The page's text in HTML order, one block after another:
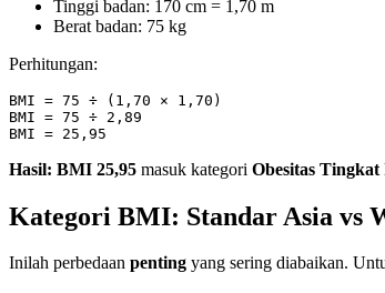
Tinggi badan: 170 cm = 1,70 m
Berat badan: 75 kg
Perhitungan:
BMI = 75 ÷ (1,70 × 1,70)
BMI = 75 ÷ 2,89
Hasil: BMI 25,95 masuk kategori Obesitas Tingkat
Kategori BMI: Standar Asia vs
Inilah perbedaan penting yang sering diabaikan.